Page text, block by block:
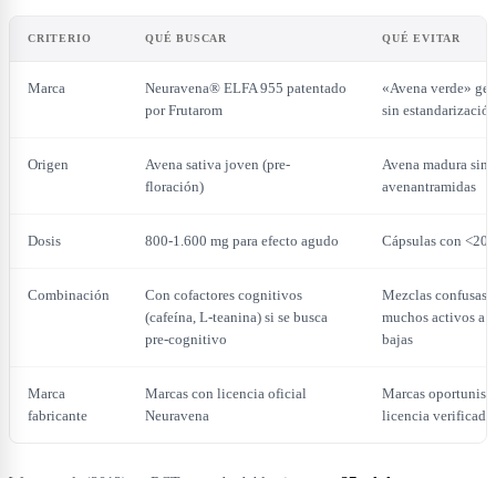
CRITERIO QUÉ BUSCAR QUÉ EVITAR
Marca
Neuravena® ELFA 955 patentado
por Frutarom
«Avena verde»
sin estandarización
Origen
Avena sativa joven (pre-
floración)
Avena madura sin
avenantramidas
Dosis 800-1.600 mg para efecto agudo Cápsulas con
Combinación
Con cofactores cognitivos
(cafeína, L-teanina) si se busca
pre-cognitivo
Mezclas confusas
muchos activos a
bajas
Marca
fabricante
Marcas con licencia oficial
Neuravena
Marcas
licencia verificada